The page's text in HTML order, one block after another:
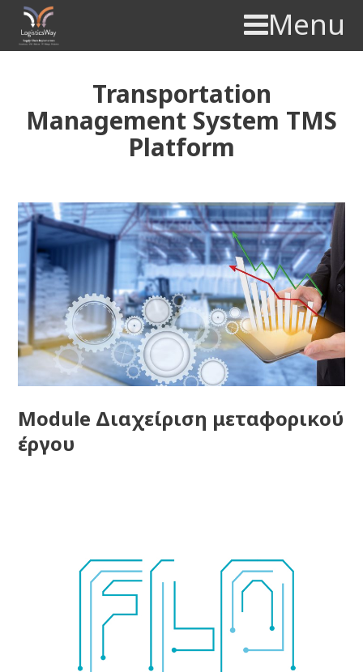
Menu
Transportation
Management System TMS
Platform
Module Διαχείριση μεταφορικού
έργου